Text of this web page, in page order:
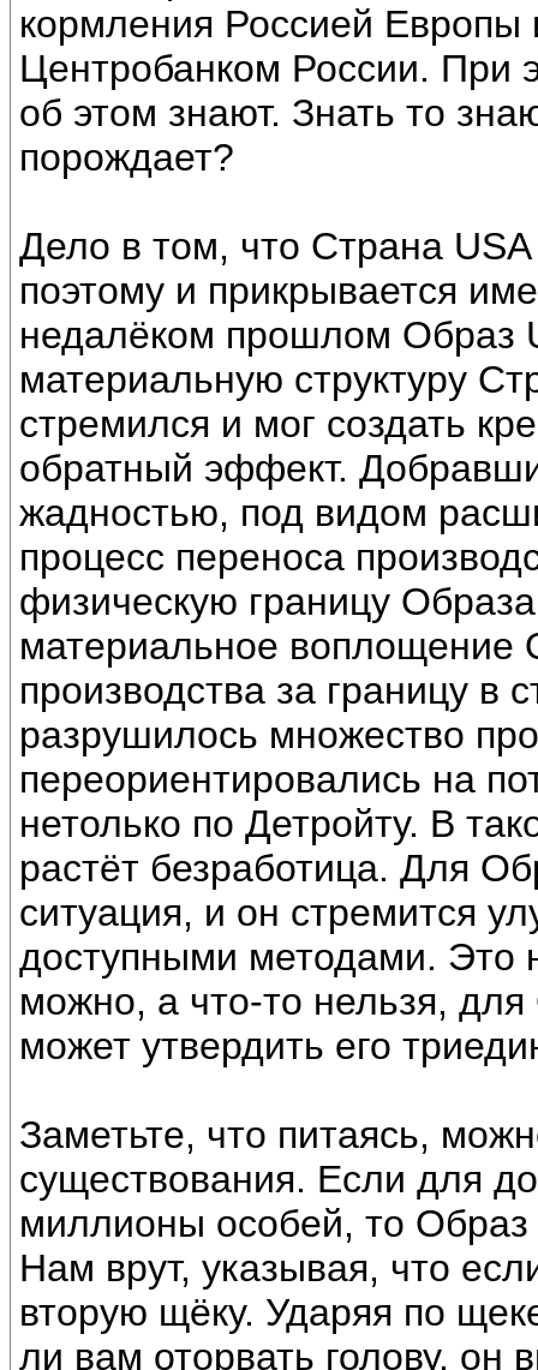
кормления Россией
Центробанком России. При
об этом знают. Знать то
порождает?
Дело в том, что Страна
поэтому и прикрывается
недалёком прошлом Образ
материальную структуру
стремился и мог создать
обратный эффект.
жадностью, под видом
процесс переноса
физическую границу
материальное воплощение
производства за границу в
разрушилось множество
переориентировались на
нетолько по Детройту. В
растёт безработица. Для
ситуация, и он стремится
доступными методами. Это
можно, а что-то нельзя,
может утвердить его
Заметьте, что питаясь,
существования. Если для
миллионы особей, то Образ
Нам врут, указывая, что
вторую щёку. Ударяя по
ли вам оторвать голову, он